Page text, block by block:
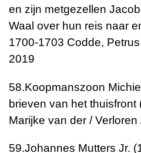
en zijn metgezellen
Waal over hun reis naar
1700-1703 Codde,
2019
58.Koopmanszoon
brieven van het thuisfront
Marijke van der /
59.Johannes Mutters Jr.